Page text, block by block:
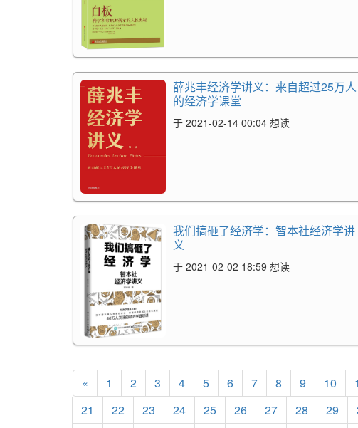
薛兆丰经济学讲义：来自超过25万人
的经济学课堂
于 2021-02-14 00:04 想读
我们搞砸了经济学：智本社经济学讲
义
于 2021-02-02 18:59 想读
« 1 2 3 4 5 6 7 8 9 10
21
22 23 24 25 26 27 28 29